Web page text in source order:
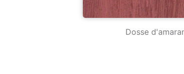
Dosse